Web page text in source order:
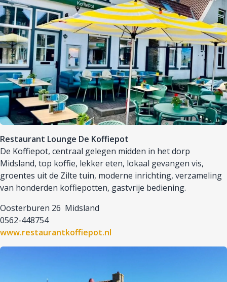
Restaurant Lounge De Koffiepot
De Koffiepot, centraal gelegen midden in het dorp
Midsland, top koffie, lekker eten, lokaal gevangen vis,
groentes uit de Zilte tuin, moderne inrichting, verzameling
van honderden koffiepotten, gastvrije bediening.
Oosterburen 26 Midsland
0562-448754
www.restaurantkoffiepot.nl
Afbeelding